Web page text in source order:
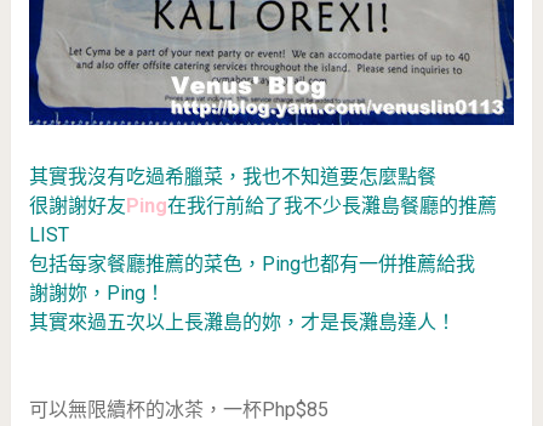
其實我沒有吃過希臘菜，我也不知道要怎麼點餐
很謝謝好友 Ping在我行前給了我不少長灘島餐廳的推薦
LIST
包括每家餐廳推薦的菜色，Ping也都有一併推薦給我
謝謝妳，Ping！
其實來過五次以上長灘島的妳，才是長灘島達人！
可以無限續杯的冰茶，一杯Php$85